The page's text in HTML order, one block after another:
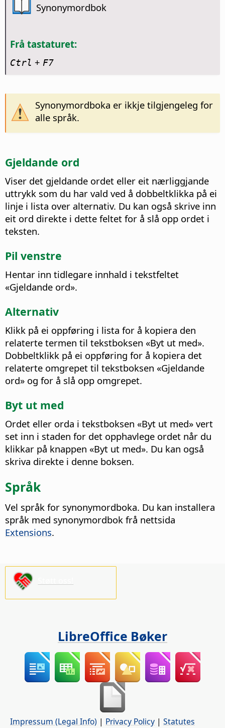
Synonymordbok
Frå tastaturet:
Ctrl + F7
Synonymordboka er ikkje tilgjengeleg for
alle språk.
Gjeldande ord
Viser det gjeldande ordet eller eit nærliggjande
uttrykk som du har vald ved å dobbeltklikka på ei
linje i lista over alternativ. Du kan også skrive inn
eit ord direkte i dette feltet for å slå opp ordet i
teksten.
Pil venstre
Hentar inn tidlegare innhald i tekstfeltet
«Gjeldande ord».
Alternativ
Klikk på ei oppføring i lista for å kopiera den
relaterte termen til tekstboksen «Byt ut med».
Dobbeltklikk på ei oppføring for å kopiera det
relaterte omgrepet til tekstboksen «Gjeldande
ord» og for å slå opp omgrepet.
Byt ut med
Ordet eller orda i tekstboksen «Byt ut med» vert
set inn i staden for det opphavlege ordet når du
klikkar på knappen «Byt ut med». Du kan også
skriva direkte i denne boksen.
Språk
Vel språk for synonymordboka. Du kan installera
språk med synonymordbok frå nettsida
Extensions.
LibreOffice Bøker
Impressum (Legal Info) | Privacy Policy | Statutes